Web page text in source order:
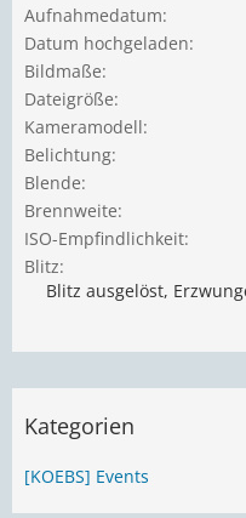
Aufnahmedatum
Datum hochgeladen
Bildmaße
Dateigröße
Kameramodell
Belichtung
Blende
Brennweite
ISO-Empfindlichkeit
Blitz
Blitz ausgelöst,
Kategorien
[KOEBS] Events